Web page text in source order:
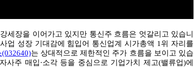
세장을 이어가고 있지만 통신주 흐름은 엇갈리고 있습니
업 성장 기대감에 힘입어 통신업계 시가총액 1위 자리를
는 상대적으로 제한적인 주가 흐름을 보이고 있습
주 매입·소각 등을 중심으로 기업가치 제고(밸류업)에